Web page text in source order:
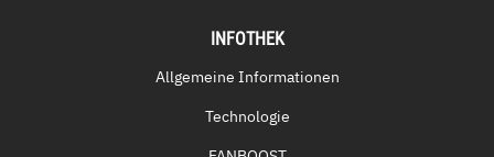
INFOTHEK
Allgemeine Informationen
Technologie